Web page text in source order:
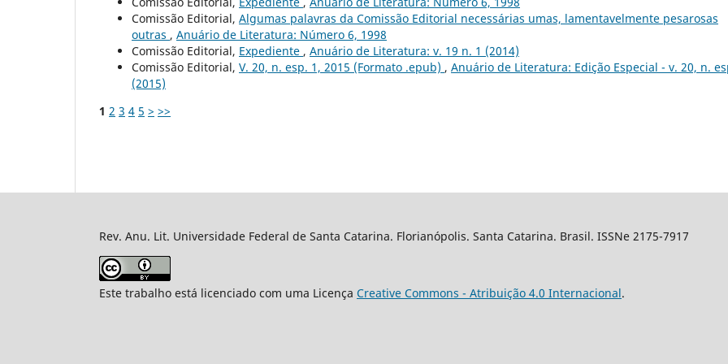
Comissão Editorial, Algumas palavras da Comissão Editorial necessárias umas, lamentavelmente pesarosas
outras , Anuário de Literatura: Número 6, 1998
Comissão Editorial, Expediente , Anuário de Literatura: v. 19 n. 1 (2014)
Comissão Editorial, V. 20, n. esp. 1, 2015 (Formato .epub) , Anuário de Literatura: Edição Especial - v. 20, n.
(2015)
1 2 3 4 5 > >>
Rev. Anu. Lit. Universidade Federal de Santa Catarina. Florianópolis. Santa Catarina. Brasil. ISSNe 2175-7917
Este trabalho está licenciado com uma Licença Creative Commons - Atribuição 4.0 Internacional.